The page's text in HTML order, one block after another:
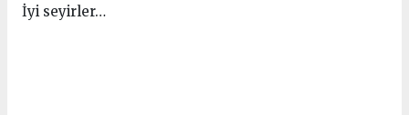
İyi seyirler…